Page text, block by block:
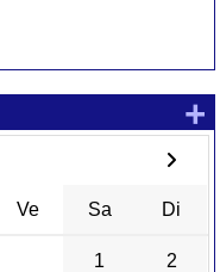
Ve Sa Di
1 2
+